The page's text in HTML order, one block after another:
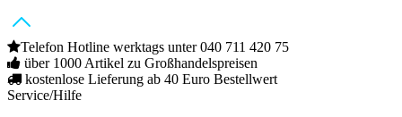
Telefon Hotline werktags unter 040 711 420 75
über 1000 Artikel zu Großhandelspreisen
kostenlose Lieferung ab 40 Euro Bestellwert
Service/Hilfe